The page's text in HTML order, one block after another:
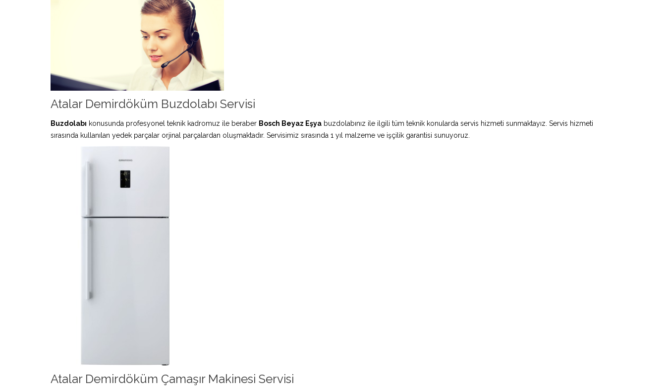
Atalar Demirdöküm Buzdolabı Servisi
Buzdolabı konusunda profesyonel teknik kadromuz ile beraber Bosch Beyaz Eşya buzdolabınız ile ilgili tüm teknik konularda servis hizmeti sunmaktayız. Servis hizmeti
sırasında kullanılan yedek parçalar orjinal parçalardan oluşmaktadır. Servisimiz sırasında 1 yıl malzeme ve işçilik garantisi sunuyoruz.
Atalar Demirdöküm Çamaşır Makinesi Servisi